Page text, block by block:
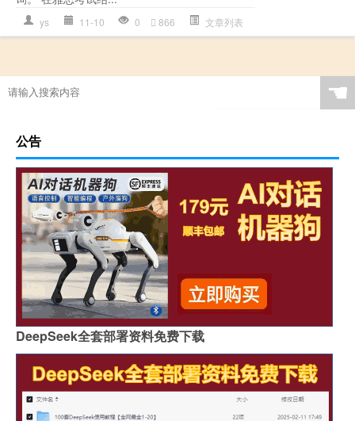
ys 11-10 0 866 文章列表
☚
公告
DeepSeek全套部署资料免费下载